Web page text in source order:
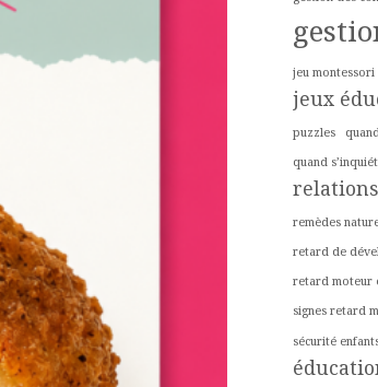
jeu montessori
jeux
puzzles
quand
remèdes
retard de
retard moteur
signes retard
sécurité